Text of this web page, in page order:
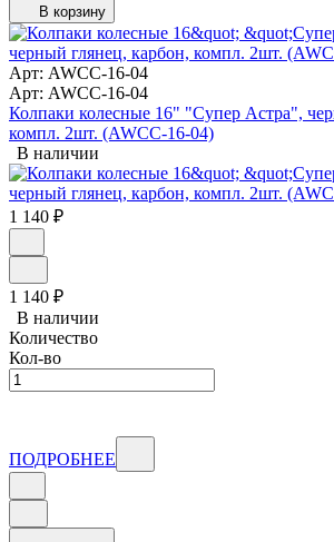
В корзину
Арт: AWCC-16-04
Арт: AWCC-16-04
Колпаки колесные 16" "Супер Астра",
компл. 2шт. (AWCC-16-04)
В наличии
1 140 ₽
1 140 ₽
В наличии
Количество
Кол-во
ПОДРОБНЕЕ